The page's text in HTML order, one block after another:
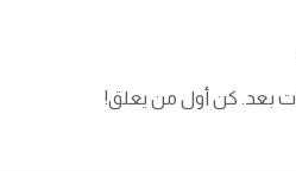
بعد. كن أول من يعلق!